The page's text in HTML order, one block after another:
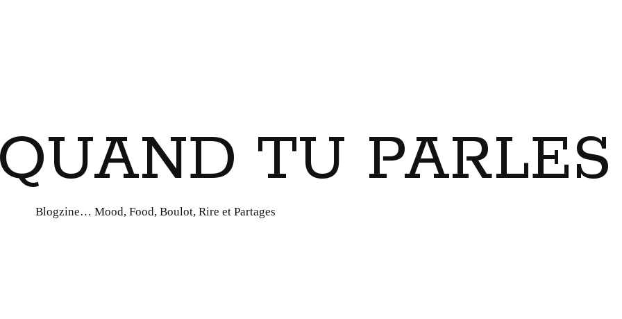
TU PARLES
Blogzine… Mood, Food, Boulot, Rire et Partages